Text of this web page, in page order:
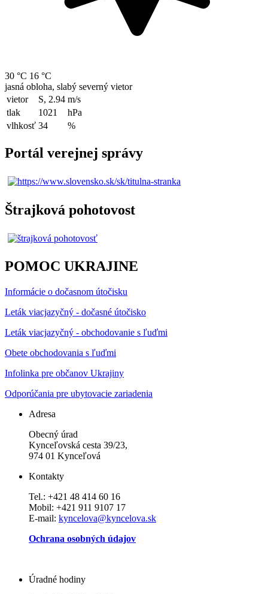
30 °C 16 °C
jasná obloha, slabý severný vietor
vietor
S, 2.94 m/s
tlak
1021
hPa
vlhkosť 34 %
Portál verejnej správy
Štrajková pohotovost
POMOC UKRAJINE
Informácie o dočasnom útočisku
Leták viacjazyčný - dočasné útočisko
Leták viacjazyčný - obchodovanie s ľuďmi
Obete obchodovania s ľuďmi
Infolinka pre občanov Ukrajiny
Odporúčania pre ubytovacie zariadenia
Adresa
Obecný úrad
Kynceľovská cesta 39/23,
974 01 Kynceľová
Kontakty
Tel.: +421 48 414 60 16
Mobil: +421 911 9107 17
E-mail: kyncelova@kyncelova.sk
Ochrana osobných údajov
Úradné hodiny